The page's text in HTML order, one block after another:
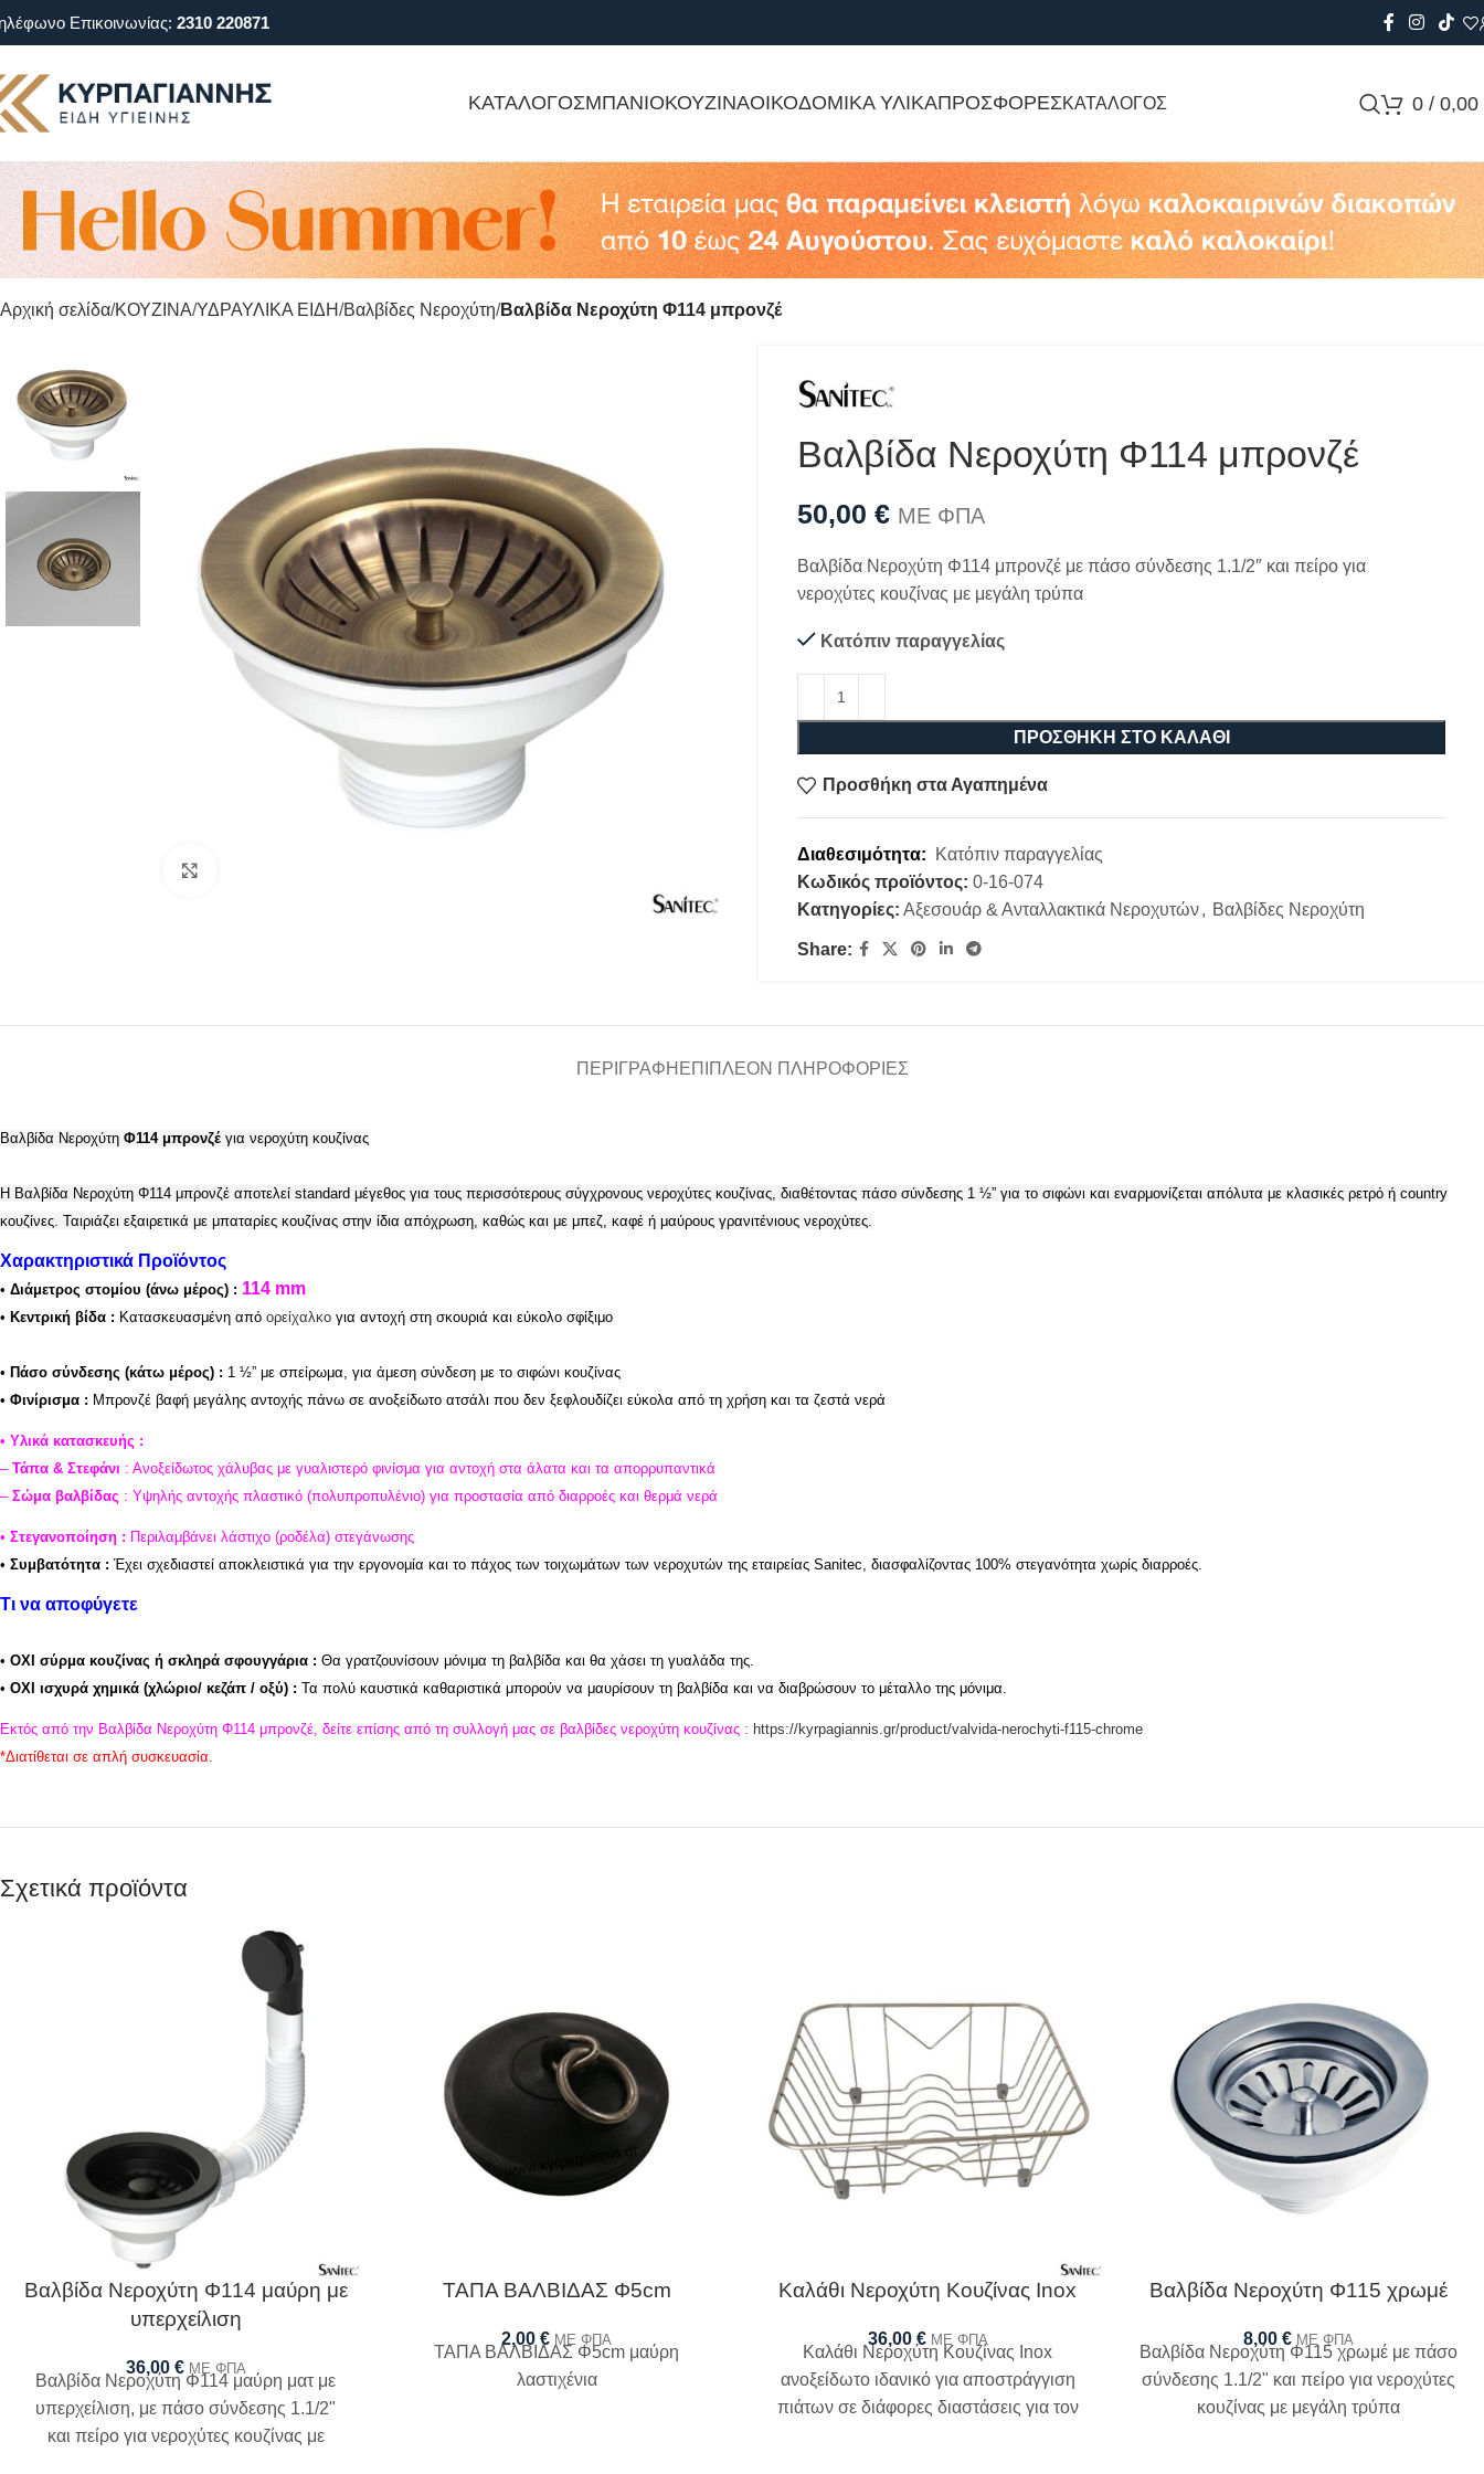
Επικοινωνίας: 2310 220871
ΚΑΤΑΛΟΓΟΣΜΠΑΝΙΟΚΟΥΖΙΝΑΟΙΚΟΔΟΜΙΚΑ ΥΛΙΚΑΠΡΟΣΦΟΡΕΣΚΑΤΑΛΟΓΟΣ 0 / 0,00
Αρχική σελίδα ΚΟΥΖΙΝΑ ΥΔΡΑΥΛΙΚΑ ΕΙΔΗ Βαλβίδες Νεροχύτη Βαλβίδα Νεροχύτη Φ114 μπρονζέ
Βαλβίδα Νεροχύτη Φ114 μπρονζέ
50,00 € ΜΕ ΦΠΑ
Βαλβίδα Νεροχύτη Φ114 μπρονζέ με πάσο σύνδεσης 1.1/2″ και πείρο για
νεροχύτες κουζίνας με μεγάλη τρύπα
Κατόπιν παραγγελίας
ΠΡΟΣΘΉΚΗ ΣΤΟ ΚΑΛΆΘΙ
Προσθήκη στα Αγαπημένα
Διαθεσιμότητα:
Κατόπιν παραγγελίας
Κωδικός προϊόντος: 0-16-074
Κατηγορίες: Αξεσουάρ & Ανταλλακτικά Νεροχυτών, Βαλβίδες Νεροχύτη
Share:
ΠΕΡΙΓΡΑΦΉ ΕΠΙΠΛΈΟΝ ΠΛΗΡΟΦΟΡΊΕΣ
Βαλβίδα Νεροχύτη Φ114 μπρονζέ για νεροχύτη κουζίνας
H Βαλβίδα Νεροχύτη Φ114 μπρονζέ αποτελεί standard μέγεθος για τους περισσότερους σύγχρονους νεροχύτες κουζίνας, διαθέτοντας πάσο σύνδεσης 1 ½” για το σιφώνι και εναρμονίζεται απόλυτα με κλασικές ρετρό ή country
κουζίνες. Ταιριάζει εξαιρετικά με μπαταρίες κουζίνας στην ίδια απόχρωση, καθώς και με μπεζ, καφέ ή μαύρους γρανιτένιους νεροχύτες.
Χαρακτηριστικά Προϊόντος
• Διάμετρος στομίου (άνω μέρος) : 114 mm
• Κεντρική βίδα : Κατασκευασμένη από ορείχαλκο για αντοχή στη σκουριά και εύκολο σφίξιμο
• Πάσο σύνδεσης (κάτω μέρος) : 1 ½” με σπείρωμα, για άμεση σύνδεση με το σιφώνι κουζίνας
• Φινίρισμα : Μπρονζέ βαφή μεγάλης αντοχής πάνω σε ανοξείδωτο ατσάλι που δεν ξεφλουδίζει εύκολα από τη χρήση και τα ζεστά νερά
• Υλικά κατασκευής :
– Τάπα & Στεφάνι : Ανοξείδωτος χάλυβας με γυαλιστερό φινίσμα για αντοχή στα άλατα και τα απορρυπαντικά
– Σώμα βαλβίδας : Υψηλής αντοχής πλαστικό (πολυπροπυλένιο) για προστασία από διαρροές και θερμά νερά
• Στεγανοποίηση : Περιλαμβάνει λάστιχο (ροδέλα) στεγάνωσης
• Συμβατότητα : Έχει σχεδιαστεί αποκλειστικά για την εργονομία και το πάχος των τοιχωμάτων των νεροχυτών της εταιρείας Sanitec, διασφαλίζοντας 100% στεγανότητα χωρίς διαρροές.
Τι να αποφύγετε
• ΟΧΙ σύρμα κουζίνας ή σκληρά σφουγγάρια : Θα γρατζουνίσουν μόνιμα τη βαλβίδα και θα χάσει τη γυαλάδα της.
• ΟΧΙ ισχυρά χημικά (χλώριο/ κεζάπ / οξύ) : Τα πολύ καυστικά καθαριστικά μπορούν να μαυρίσουν τη βαλβίδα και να διαβρώσουν το μέταλλο της μόνιμα.
Εκτός από την Βαλβίδα Νεροχύτη Φ114 μπρονζέ, δείτε επίσης από τη συλλογή μας σε βαλβίδες νεροχύτη κουζίνας : https://kyrpagiannis.gr/product/valvida-nerochyti-f115-chrome
*Διατίθεται σε απλή συσκευασία.
Σχετικά προϊόντα
Βαλβίδα Νεροχύτη Φ114 μαύρη με
υπερχείλιση
36,00 € ΜΕ ΦΠΑ
Βαλβίδα Νεροχύτη Φ114 μαύρη ματ με
υπερχείλιση, με πάσο σύνδεσης 1.1/2"
και πείρο για νεροχύτες κουζίνας με
ΤΑΠΑ ΒΑΛΒΙΔΑΣ Φ5cm
2,00 € ΜΕ ΦΠΑ
ΤΑΠΑ ΒΑΛΒΙΔΑΣ Φ5cm μαύρη
λαστιχένια
Καλάθι Νεροχύτη Κουζίνας Inox
36,00 € ΜΕ ΦΠΑ
Καλάθι Νεροχύτη Κουζίνας Inox
ανοξείδωτο ιδανικό για αποστράγγιση
πιάτων σε διάφορες διαστάσεις για τον
Βαλβίδα Νεροχύτη Φ115 χρωμέ
8,00 € ΜΕ ΦΠΑ
Βαλβίδα Νεροχύτη Φ115 χρωμέ με πάσο
σύνδεσης 1.1/2" και πείρο για νεροχύτες
κουζίνας με μεγάλη τρύπα